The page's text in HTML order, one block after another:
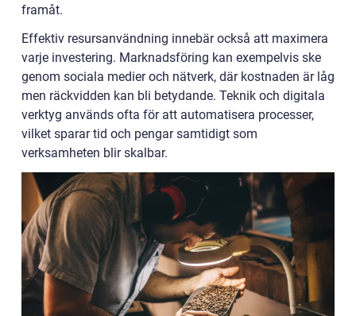
framåt.
Effektiv resursanvändning innebär också att maximera
varje investering. Marknadsföring kan exempelvis ske
genom sociala medier och nätverk, där kostnaden är låg
men räckvidden kan bli betydande. Teknik och digitala
verktyg används ofta för att automatisera processer,
vilket sparar tid och pengar samtidigt som
verksamheten blir skalbar.